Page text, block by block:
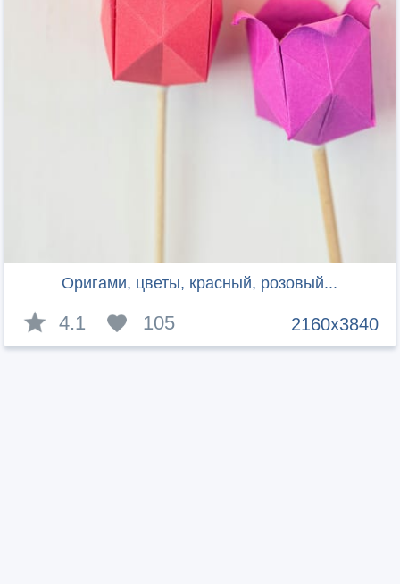
Оригами, цветы, красный, розовый...
2160x3840
4.1 105